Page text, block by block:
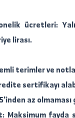
Kurs ve yatırım
Eğitim resmi
ayrılmıştır (her
Abonelik